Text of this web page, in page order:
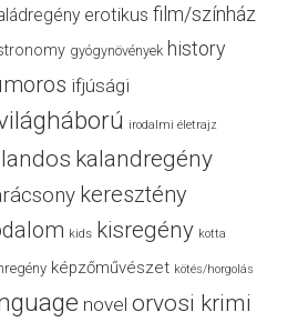
erotikus film/színház
gyógynövények history
ifjúsági
irodalmi életrajz
kalandregény
keresztény
kids kisregény kotta
képzőművészet kötés/horgolás
novel orvosi krimi